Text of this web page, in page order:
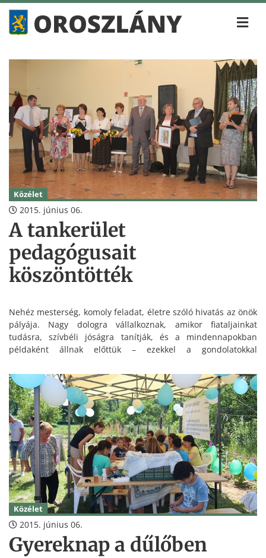
Közélet
2015. június 06.
A tankerület
pedagógusait
köszöntötték
Nehéz mesterség, komoly feladat, életre szóló hivatás az önök
pályája. Nagy dologra vállalkoznak, amikor fiataljainkat
tudásra, szívbéli jóságra tanítják, és a mindennapokban
példaként állnak előttük – ezekkel a gondolatokkal
pedagógusait.
Közélet
2015. június 06.
Gyereknap a dűlőben